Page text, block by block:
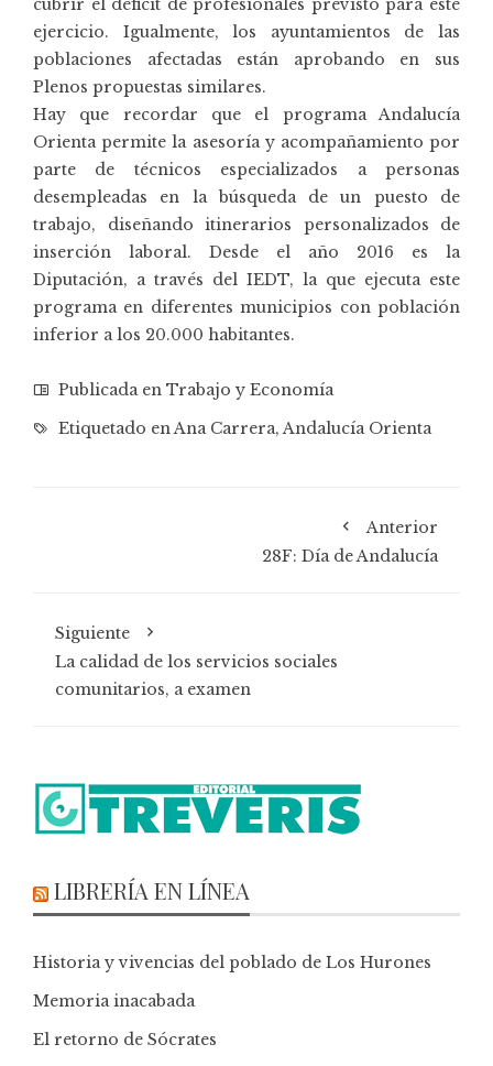
cubrir el déficit de profesionales previsto para este
ejercicio. Igualmente, los ayuntamientos de las
poblaciones afectadas están aprobando en sus
Plenos propuestas similares.
Hay que recordar que el programa Andalucía
Orienta permite la asesoría y acompañamiento por
parte de técnicos especializados a personas
desempleadas en la búsqueda de un puesto de
trabajo, diseñando itinerarios personalizados de
inserción laboral. Desde el año 2016 es la
Diputación, a través del IEDT, la que ejecuta este
programa en diferentes municipios con población
inferior a los 20.000 habitantes.
Publicada en Trabajo y Economía
Etiquetado enAna Carrera,Andalucía Orienta
Anterior
28F: Día de Andalucía
Siguiente
La calidad de los servicios sociales
comunitarios, a examen
LIBRERÍA EN LÍNEA
Historia y vivencias del poblado de Los Hurones
Memoria inacabada
El retorno de Sócrates